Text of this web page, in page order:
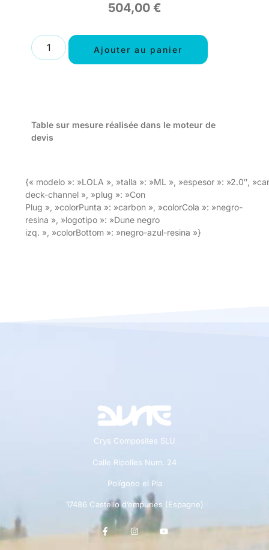
504,00 €
Ajouter au panier
Table sur mesure réalisée dans le moteur de
devis
{« modelo »: »LOLA », »talla »: »ML », »espesor »: »2.0″,
deck-channel », »plug »: »Con
Plug », »colorPunta »: »carbon », »colorCola »: »negro-
resina », »logotipo »: »Dune negro
izq. », »colorBottom »: »negro-azul-resina »}
Crys Composites SLU
Calle Ripolles Num. 24
Polígono el Pla
17486 Castello d’empuries (Espagne)